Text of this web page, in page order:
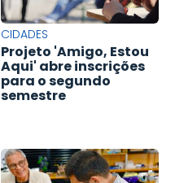
CIDADES
Projeto 'Amigo, Estou
Aqui' abre inscrições
para o segundo
semestre